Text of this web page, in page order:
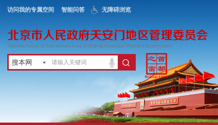
访问我的专属空间 智能问答 无障碍浏览
搜本网